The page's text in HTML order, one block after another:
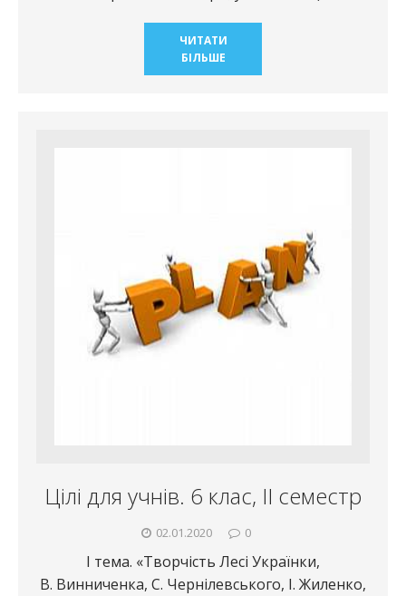
ЧИТАТИ
БІЛЬШЕ
Цілі для учнів. 6 клас, ІІ семестр
02.01.2020 0
І тема. «Творчість Лесі Українки,
В. Винниченка, С. Чернілевського, І. Жиленко,